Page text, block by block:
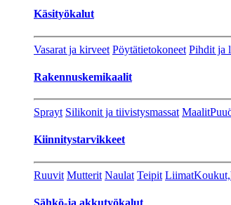
Käsityökalut
Vasarat ja kirveet Pöytätietokoneet Pihdit ja
Rakennuskemikaalit
Sprayt Silikonit ja tiivistysmassat Maalit
Kiinnitystarvikkeet
Ruuvit Mutterit Naulat Teipit Liimat
Sähkö-ja akkutyökalut